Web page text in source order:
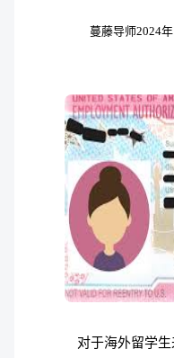
蔓藤导师2024
对于海外留学